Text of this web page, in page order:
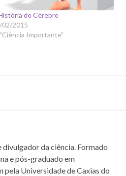
do Cérebro
02/2015
Importante"
da ciência. Formado
e pós-graduado em
pela Universidade de Caxias do